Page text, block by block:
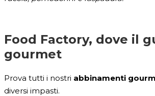
Food Factory, dove il
gourmet
Prova tutti i nostri abbinamenti
diversi impasti.